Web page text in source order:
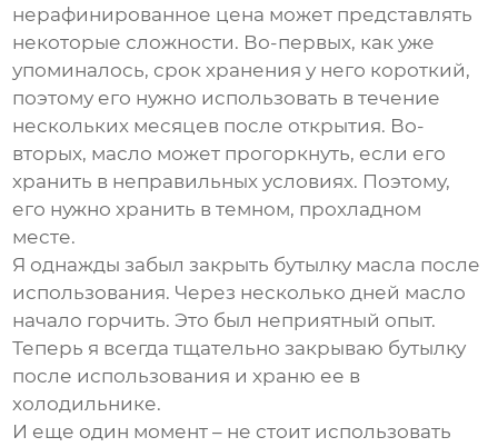
нерафинированное цена может представлять
некоторые сложности. Во-первых, как уже
упоминалось, срок хранения у него короткий,
поэтому его нужно использовать в течение
нескольких месяцев после открытия. Во-
вторых, масло может прогоркнуть, если его
хранить в неправильных условиях. Поэтому,
его нужно хранить в темном, прохладном
месте.
Я однажды забыл закрыть бутылку масла после
использования. Через несколько дней масло
начало горчить. Это был неприятный опыт.
Теперь я всегда тщательно закрываю бутылку
после использования и храню ее в
холодильнике.
И еще один момент – не стоит использовать